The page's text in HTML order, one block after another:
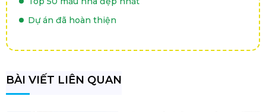
Dự án đã hoàn thiện
BÀI VIẾT LIÊN QUAN